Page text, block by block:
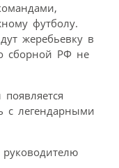
футболу.
жеребьевку в
сборной РФ не
с легендарными